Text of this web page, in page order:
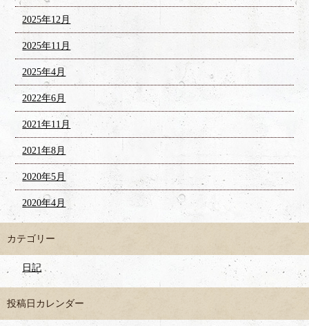
2025年12月
2025年11月
2025年4月
2022年6月
2021年11月
2021年8月
2020年5月
2020年4月
カテゴリー
日記
投稿日カレンダー